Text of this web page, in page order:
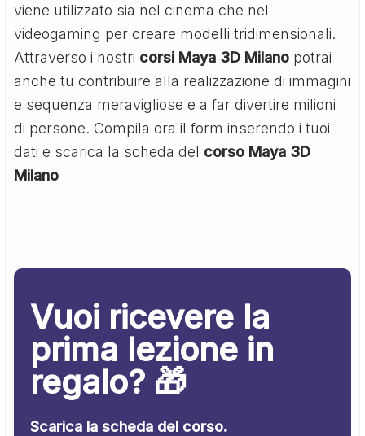
viene utilizzato sia nel cinema che nel
videogaming per creare modelli tridimensionali.
Attraverso i nostri corsi Maya 3D Milano potrai
anche tu contribuire alla realizzazione di immagini
e sequenza meravigliose e a far divertire milioni
di persone. Compila ora il form inserendo i tuoi
dati e scarica la scheda del corso Maya 3D
Milano
Vuoi ricevere la
prima lezione in
regalo? 🎁
Scarica la scheda del corso.